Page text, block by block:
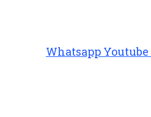
Whatsapp Youtube